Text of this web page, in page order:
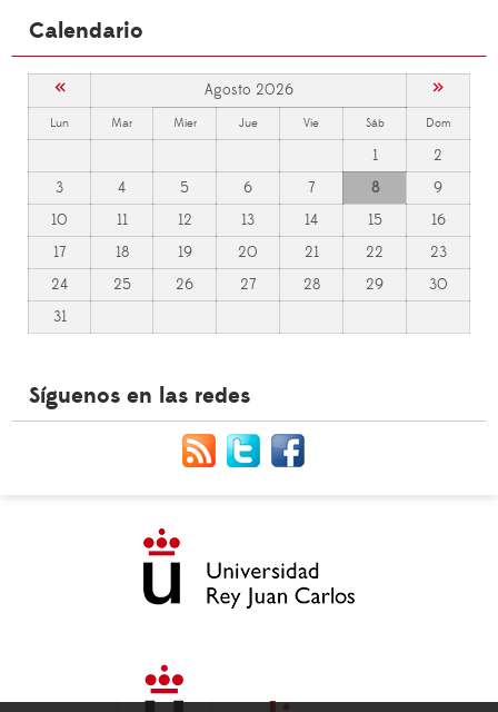
Calendario
« Agosto 2026 »
Lun Mar Mier Jue Vie Sáb Dom
1
2
3
4 5 6 7 8
9
10
11 12 13 14 15
16
17
18 19 20 21 22
23
24
25 26 27 28 29
30
31
Síguenos en las redes